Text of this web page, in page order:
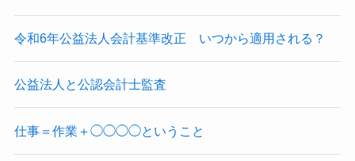
令和6年公益法人会計基準改正 いつから適用される？
公益法人と公認会計士監査
仕事＝作業＋◯◯◯◯ということ